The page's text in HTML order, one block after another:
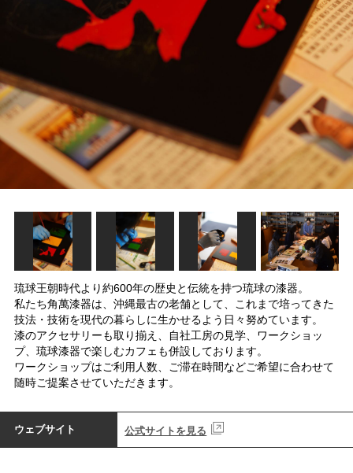
琉球王朝時代より約600年の歴史と伝統を持つ琉球の漆器。
私たち角萬漆器は、沖縄最古の老舗として、これまで培ってきた
技法・技術を現代の暮らしに生かせるよう日々努めています。
漆のアクセサリーも取り揃え、自社工房の見学、ワークショッ
プ、琉球漆器で楽しむカフェも併設しております。
ワークショップはご利用人数、ご滞在時間などご希望に合わせて
随時ご提案させていただきます。
ウェブサイト 公式サイトを見る